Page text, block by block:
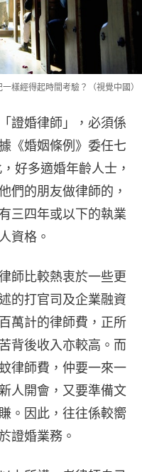
樣經得起時間考驗？（視覺中國）
證婚律師」，必須係
《婚姻條例》委任七
好多適婚年齡人士，
們的朋友做律師的，
三四年或以下的執業
資格。
師比較熱衷於一些更
的打官司及企業融資
萬計的律師費，正所
背後收入亦較高。而
律師費，仲要一來一
人開會，又要準備文
。因此，往往係較嚮
證婚業務。